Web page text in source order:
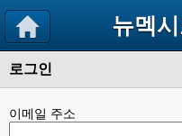
뉴멕
로그인
이메일 주소